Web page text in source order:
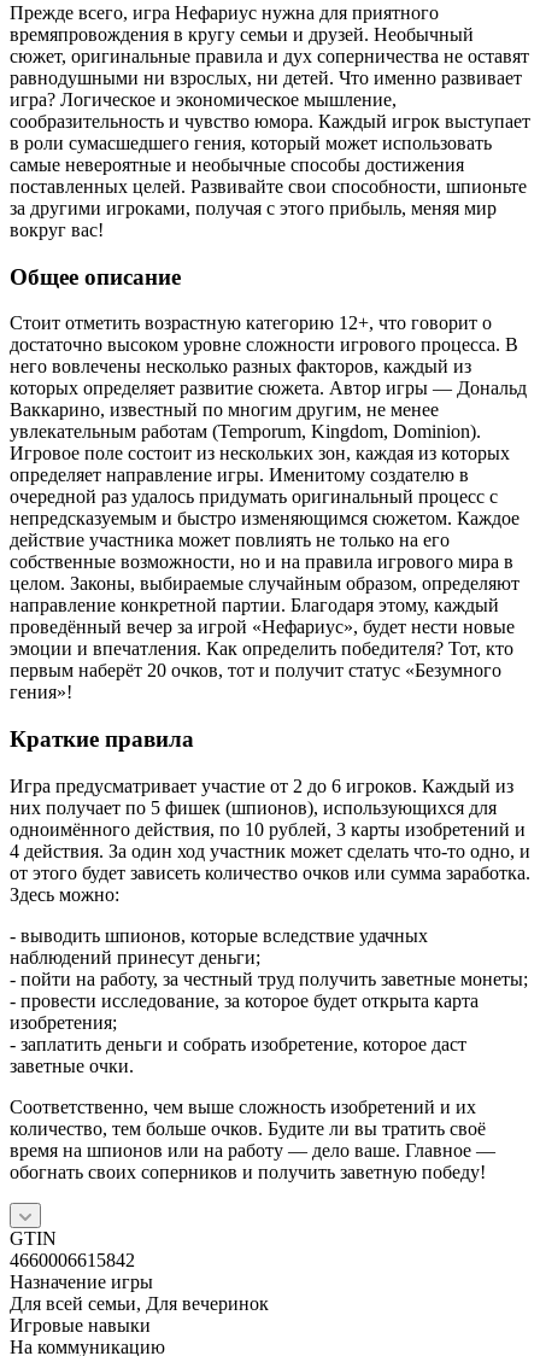
Прежде всего, игра Нефариус нужна для приятного
времяпровождения в кругу семьи и друзей. Необычный
сюжет, оригинальные правила и дух соперничества не оставят
равнодушными ни взрослых, ни детей. Что именно развивает
игра? Логическое и экономическое мышление,
сообразительность и чувство юмора. Каждый игрок выступает
в роли сумасшедшего гения, который может использовать
самые невероятные и необычные способы достижения
поставленных целей. Развивайте свои способности, шпионьте
за другими игроками, получая с этого прибыль, меняя мир
вокруг вас!
Общее описание
Стоит отметить возрастную категорию 12+, что говорит о
достаточно высоком уровне сложности игрового процесса. В
него вовлечены несколько разных факторов, каждый из
которых определяет развитие сюжета. Автор игры — Дональд
Ваккарино, известный по многим другим, не менее
увлекательным работам (Temporum, Kingdom, Dominion).
Игровое поле состоит из нескольких зон, каждая из которых
определяет направление игры. Именитому создателю в
очередной раз удалось придумать оригинальный процесс с
непредсказуемым и быстро изменяющимся сюжетом. Каждое
действие участника может повлиять не только на его
собственные возможности, но и на правила игрового мира в
целом. Законы, выбираемые случайным образом, определяют
направление конкретной партии. Благодаря этому, каждый
проведённый вечер за игрой «Нефариус», будет нести новые
эмоции и впечатления. Как определить победителя? Тот, кто
первым наберёт 20 очков, тот и получит статус «Безумного
гения»!
Краткие правила
Игра предусматривает участие от 2 до 6 игроков. Каждый из
них получает по 5 фишек (шпионов), использующихся для
одноимённого действия, по 10 рублей, 3 карты изобретений и
4 действия. За один ход участник может сделать что-то одно, и
от этого будет зависеть количество очков или сумма заработка.
Здесь можно:
- выводить шпионов, которые вследствие удачных
наблюдений принесут деньги;
- пойти на работу, за честный труд получить заветные монеты;
- провести исследование, за которое будет открыта карта
изобретения;
- заплатить деньги и собрать изобретение, которое даст
заветные очки.
Соответственно, чем выше сложность изобретений и их
количество, тем больше очков. Будите ли вы тратить своё
время на шпионов или на работу — дело ваше. Главное —
обогнать своих соперников и получить заветную победу!
GTIN
4660006615842
Назначение игры
Для всей семьи, Для вечеринок
Игровые навыки
На коммуникацию